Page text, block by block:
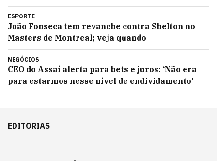
ESPORTE
João Fonseca tem revanche contra Shelton no
Masters de Montreal; veja quando
NEGÓCIOS
CEO do Assaí alerta para bets e juros: ‘Não era
para estarmos nesse nível de endividamento’
EDITORIAS